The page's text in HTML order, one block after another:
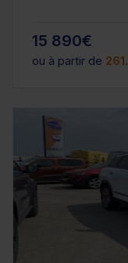
15 890€
ou à partir de